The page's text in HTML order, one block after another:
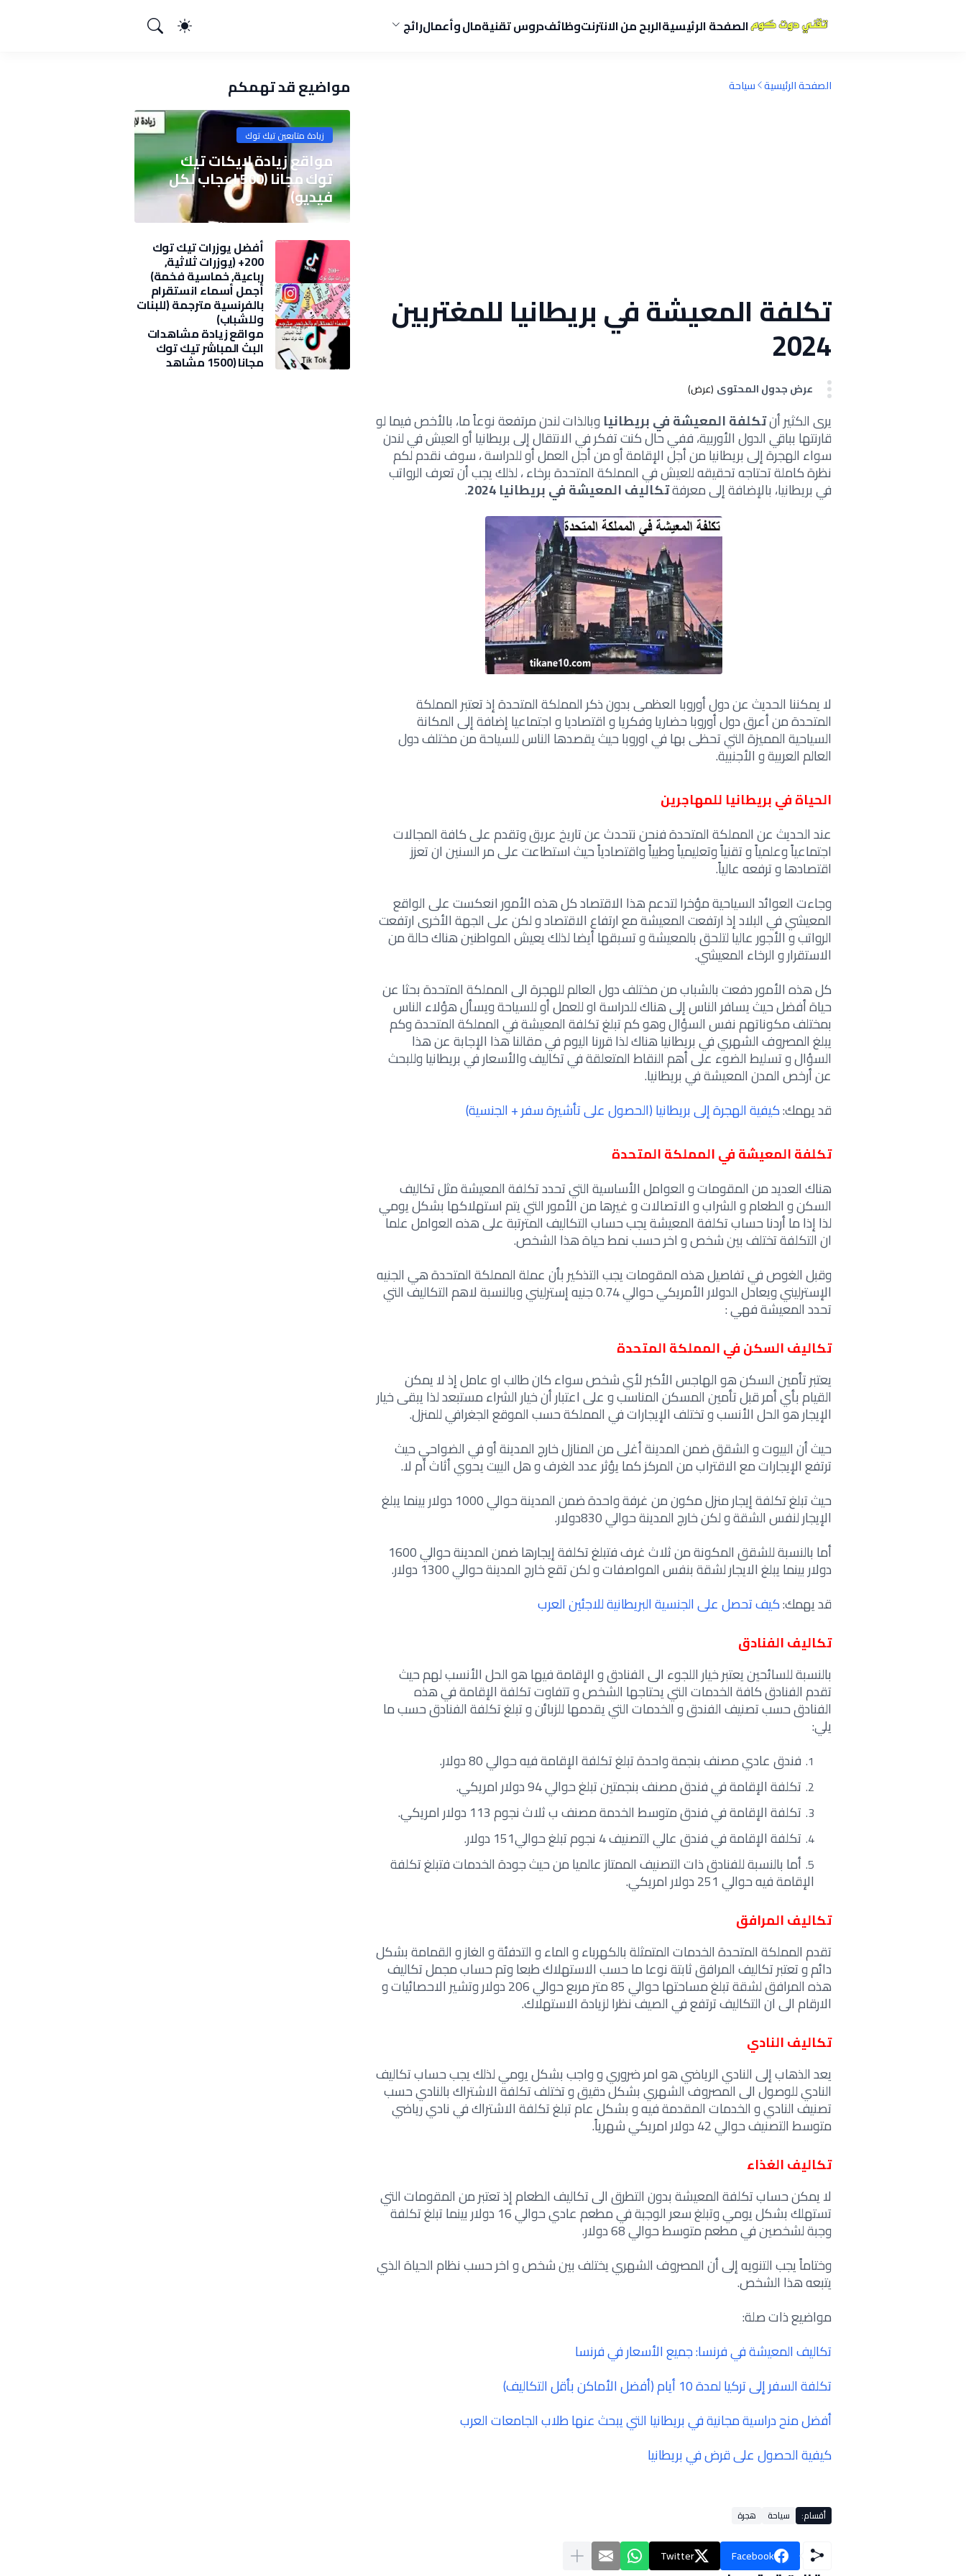
الصفحة الرئيسيةالربح من الانترنتوظائفدروس تقنيةمال وأعمالرائج
الصفحة الرئيسية سياحة
تكلفة المعيشة في بريطانيا للمغتربين
2024
عرض جدول المحتوى (عرض)
يرى الكثير أنتكلفة المعيشة في بريطانيا وبالذات لندن مرتفعة نوعاً ما، بالأخص فيما لو
قارنتها بباقي الدول الأوربية، ففي حال كنت تفكر في الانتقال إلى بريطانيا أو العيش في لندن
سواء الهجرة إلى بريطانيا من أجل الإقامة أو من أجل العمل أو للدراسة ، سوف نقدم لكم
نظرة كاملة تحتاجه تحقيقه للعيش في المملكة المتحدة برخاء ، لذلك يجب أن تعرف الرواتب
في بريطانيا، بالإضافة إلى معرفةتكاليف المعيشة في بريطانيا 2024 .
لا يمكننا الحديث عن دول أوروبا العظمى بدون ذكر المملكة المتحدة إذ تعتبر المملكة
المتحدة من أعرق دول أوروبا حضاريا وفكريا و اقتصاديا و اجتماعيا إضافة إلى المكانة
السياحية المميزة التي تحظى بها في اوروبا حيث يقصدها الناس للسياحة من مختلف دول
العالم العربية و الأجنبية.
الحياة في بريطانيا للمهاجرين
عند الحديث عن المملكة المتحدة فنحن نتحدث عن تاريخ عريق وتقدم على كافة المجالات
اجتماعياً وعلمياً و تقنياً وتعليمياً وطبياً واقتصادياً حيث استطاعت على مر السنين ان تعزز
اقتصادها و ترفعه عالياً.
وجاءت العوائد السياحية مؤخرا لتدعم هذا الاقتصاد كل هذه الأمور انعكست على الواقع
المعيشي في البلاد إذ ارتفعت المعيشة مع ارتفاع الاقتصاد و لكن على الجهة الأخرى ارتفعت
الرواتب و الأجور عاليا لتلحق بالمعيشة و تسبقها أيضا لذلك يعيش المواطنين هناك حالة من
الاستقرار و الرخاء المعيشي.
كل هذه الأمور دفعت بالشباب من مختلف دول العالم للهجرة الى المملكة المتحدة بحثا عن
حياة أفضل حيث يسافر الناس إلى هناك للدراسة او للعمل أو للسياحة ويسأل هؤلاء الناس
بمختلف مكوناتهم نفس السؤال وهو كم تبلغ تكلفة المعيشة في المملكة المتحدة وكم
يبلغ المصروف الشهري في بريطانيا هناك لذا قررنا اليوم في مقالنا هذا الإجابة عن هذا
السؤال و تسليط الضوء على أهم النقاط المتعلقة في تكاليف والأسعار في بريطانيا وللبحث
عن أرخص المدن المعيشة في بريطانيا.
قد يهمك:كيفية الهجرة إلى بريطانيا (الحصول على تأشيرة سفر + الجنسية)
تكلفة المعيشة في المملكة المتحدة
هناك العديد من المقومات و العوامل الأساسية التي تحدد تكلفة المعيشة مثل تكاليف
السكن و الطعام و الشراب و الاتصالات و غيرها من الأمور التي يتم استهلاكها بشكل يومي
لذا إذا ما أردنا حساب تكلفة المعيشة يجب حساب التكاليف المترتبة على هذه العوامل علما
ان التكلفة تختلف بين شخص و اخر حسب نمط حياة هذا الشخص.
وقبل الغوص في تفاصيل هذه المقومات يجب التذكير بأن عملة المملكة المتحدة هي الجنيه
الإسترليني ويعادل الدولار الأمريكي حوالي 0.74 جنيه إسترليني وبالنسبة لاهم التكاليف التي
تحدد المعيشة فهي :
تكاليف السكن في المملكة المتحدة
يعتبر تأمين السكن هو الهاجس الأكبر لأي شخص سواء كان طالب او عامل إذ لا يمكن
القيام بأي أمر قبل تأمين المسكن المناسب و على اعتبار أن خيار الشراء مستبعد لذا يبقى خيار
الإيجار هو الحل الأنسب و تختلف الإيجارات في المملكة حسب الموقع الجغرافي للمنزل.
حيث أن البيوت و الشقق ضمن المدينة أغلى من المنازل خارج المدينة أو في الضواحي حيث
ترتفع الإيجارات مع الاقتراب من المركز كما يؤثر عدد الغرف و هل البيت يحوي أثاث أم لا.
حيث تبلغ تكلفة إيجار منزل مكون من غرفة واحدة ضمن المدينة حوالي 1000 دولار بينما يبلغ
الإيجار لنفس الشقة و لكن خارج المدينة حوالي 830دولار.
أما بالنسبة للشقق المكونة من ثلاث غرف فتبلغ تكلفة إيجارها ضمن المدينة حوالي 1600
دولار بينما يبلغ الايجار لشقة بنفس المواصفات و لكن تقع خارج المدينة حوالي 1300 دولار.
قد يهمك:كيف تحصل على الجنسية البريطانية للاجئين العرب
تكاليف الفنادق
بالنسبة للسائحين يعتبر خيار اللجوء الى الفنادق و الإقامة فيها هو الحل الأنسب لهم حيث
تقدم الفنادق كافة الخدمات التي يحتاجها الشخص و تتفاوت تكلفة الإقامة في هذه
الفنادق حسب تصنيف الفندق و الخدمات التي يقدمها للزبائن و تبلغ تكلفة الفنادق حسب ما
يلي:
فندق عادي مصنف بنجمة واحدة تبلغ تكلفة الإقامة فيه حوالي 80 دولار.
تكلفة الإقامة في فندق مصنف بنجمتين تبلغ حوالي 94 دولار امريكي.
تكلفة الإقامة في فندق متوسط الخدمة مصنف ب ثلاث نجوم 113 دولار امريكي.
تكلفة الإقامة في فندق عالي التصنيف 4 نجوم تبلغ حوالي151 دولار.
أما بالنسبة للفنادق ذات التصنيف الممتاز عالميا من حيث جودة الخدمات فتبلغ تكلفة
الإقامة فيه حوالي 251 دولار امريكي.
تكاليف المرافق
تقدم المملكة المتحدة الخدمات المتمثلة بالكهرباء و الماء و التدفئة و الغاز و القمامة بشكل
دائم و تعتبر تكاليف المرافق ثابتة نوعا ما حسب الاستهلاك طبعا وتم حساب مجمل تكاليف
هذه المرافق لشقة تبلغ مساحتها حوالي 85 متر مربع حوالي 206 دولار وتشير الاحصائيات و
الارقام الى ان التكاليف ترتفع في الصيف نظرا لزيادة الاستهلاك.
تكاليف النادي
يعد الذهاب إلى النادي الرياضي هو امر ضروري و واجب بشكل يومي لذلك يجب حساب تكاليف
النادي للوصول الى المصروف الشهري بشكل دقيق و تختلف تكلفة الاشتراك بالنادي حسب
تصنيف النادي و الخدمات المقدمة فيه و بشكل عام تبلغ تكلفة الاشتراك في نادي رياضي
متوسط التصنيف حوالي 42 دولار امريكي شهرياً.
تكاليف الغذاء
لا يمكن حساب تكلفة المعيشة بدون التطرق الى تكاليف الطعام إذ تعتبر من المقومات التي
تستهلك بشكل يومي وتبلغ سعر الوجبة في مطعم عادي حوالي 16 دولار بينما تبلغ تكلفة
وجبة لشخصين في مطعم متوسط حوالي 68 دولار.
وختاماً يجب التنويه إلى أن المصروف الشهري يختلف بين شخص و اخر حسب نظام الحياة الذي
يتبعه هذا الشخص.
مواضيع ذات صلة:
تكاليف المعيشة في فرنسا: جميع الأسعار في فرنسا
تكلفة السفر إلى تركيا لمدة 10 أيام (أفضل الأماكن بأقل التكاليف)
أفضل منح دراسية مجانية في بريطانيا التي يبحث عنها طلاب الجامعات العرب
كيفية الحصول على قرض في بريطانيا
أقسام: سياحة هجرة
Facebook
Twitter
مواضيع قد تهمكم
زيادة متابعين تيك توك
مواقع زيادة لايكات تيك
توك مجانا (500 اعجاب لكل
فيديو)
أفضل يوزرات تيك توك
200+ (يوزرات ثلاثية,
رباعية, خماسية فخمة)
2025
أجمل أسماء انستقرام
بالفرنسية مترجمة (للبنات
وللشباب)
مواقع زيادة مشاهدات
البث المباشر تيك توك
مجانا (1500 مشاهد